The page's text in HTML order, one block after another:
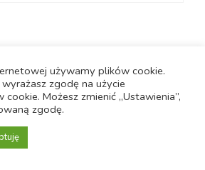
używamy plików cookie.
zgodę na użycie
cookie. Możesz zmienić „Ustawienia”,
zgodę.